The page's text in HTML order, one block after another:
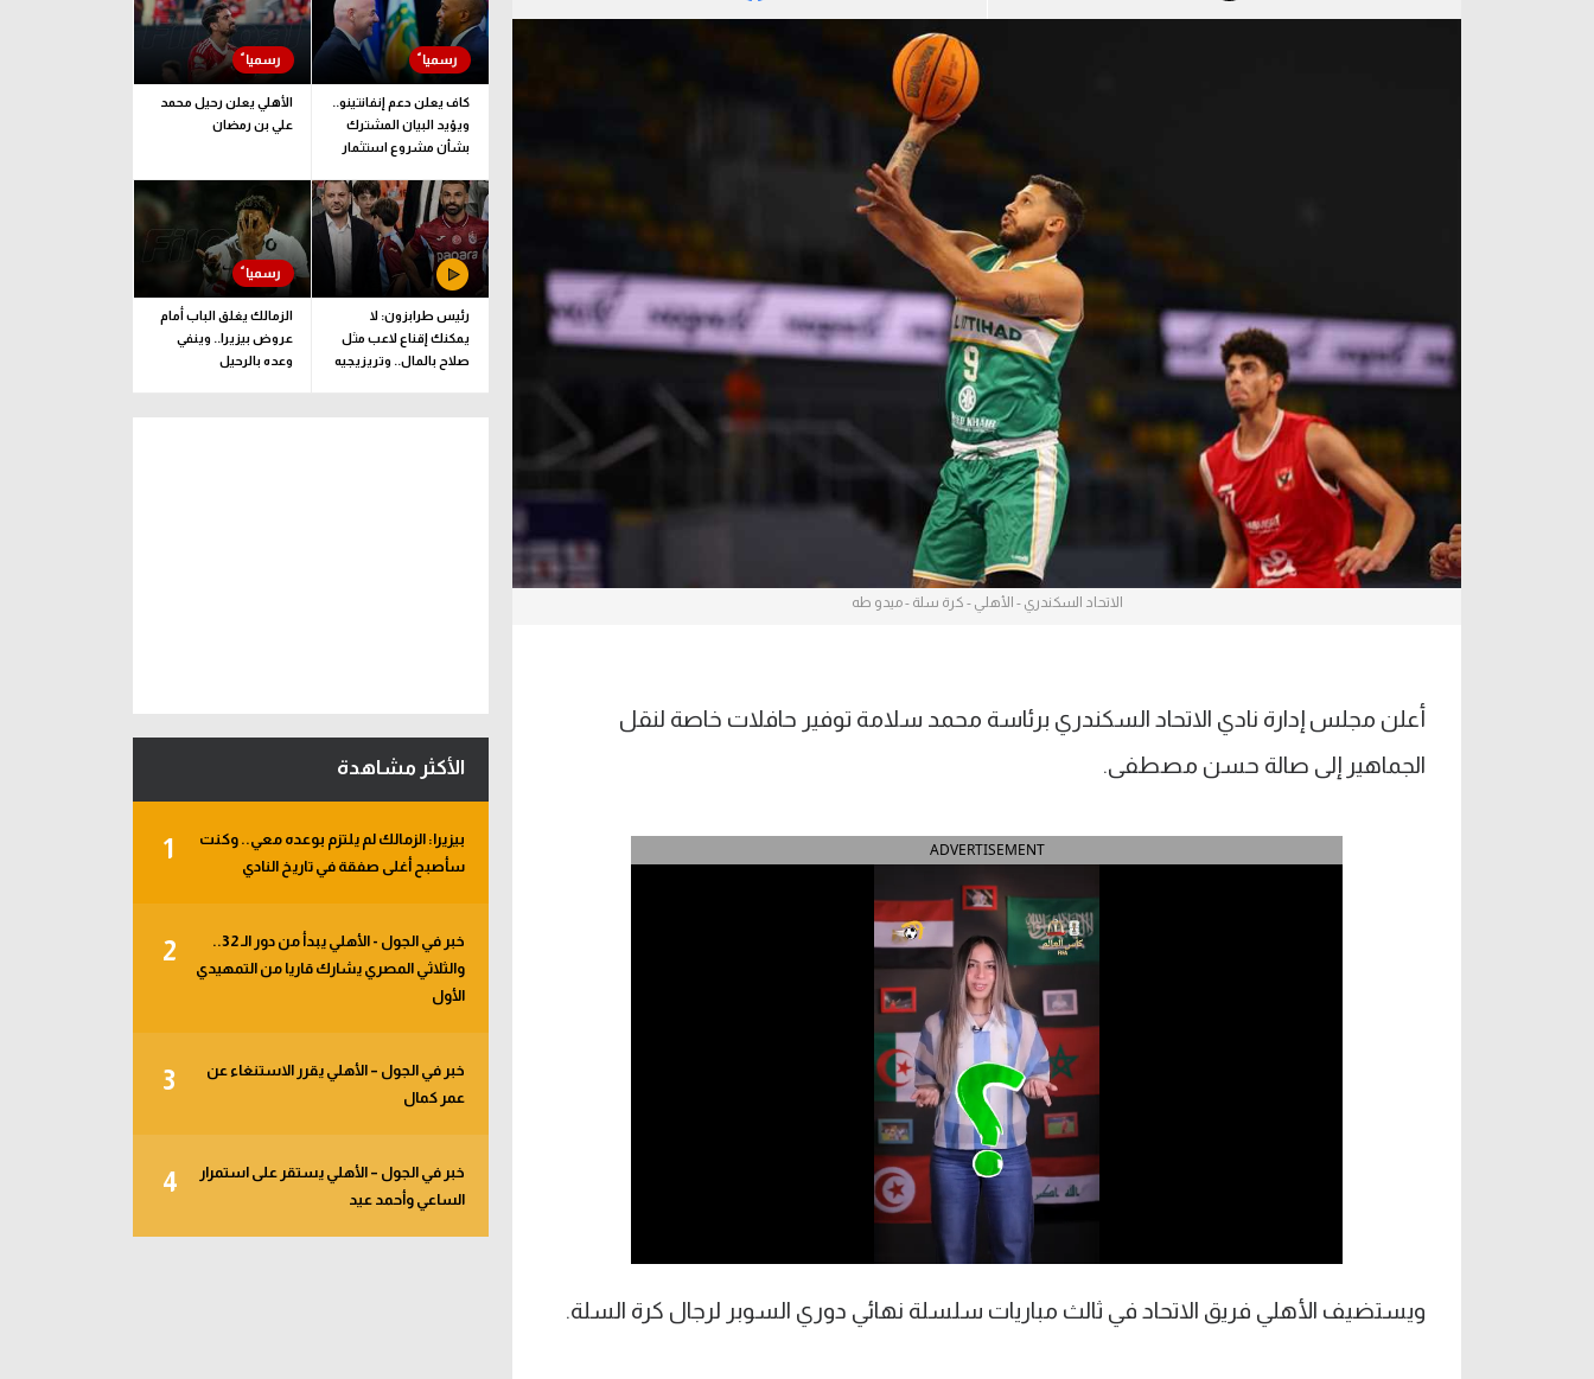
الدوري السعودي للمحترفين
كل البطولات
آسيا
الاتحاد السكندري - الأهلي - كرة سلة - ميدو طه
أعلن مجلس إدارة نادي الاتحاد السكندري برئاسة محمد سلامة توفير حافلات خاصة لنقل
الجماهير إلى صالة حسن مصطفى.
ADVERTISEMENT
ويستضيف الأهلي فريق الاتحاد في ثالث مباريات سلسلة نهائي دوري السوبر لرجال كرة السلة.
كاف يعلن دعم إنفانتينو..
ويؤيد البيان المشترك
بشأن مشروع استثمار
الأهلي يعلن رحيل محمد
علي بن رمضان
رئيس طرابزون: لا
يمكنك إقناع لاعب مثل
صلاح بالمال.. وتريزيجيه
الزمالك يغلق الباب أمام
عروض بيزيرا.. وينفي
وعده بالرحيل
الأكثر مشاهدة
1
بيزيرا: الزمالك لم يلتزم بوعده معي.. وكنت
سأصبح أغلى صفقة في تاريخ النادي
2
خبر في الجول - الأهلي يبدأ من دور الـ 32..
والثلاثي المصري يشارك قاريا من التمهيدي
الأول
3
خبر في الجول – الأهلي يقرر الاستنغاء عن
عمر كمال
4
خبر في الجول – الأهلي يستقر على استمرار
الساعي وأحمد عيد